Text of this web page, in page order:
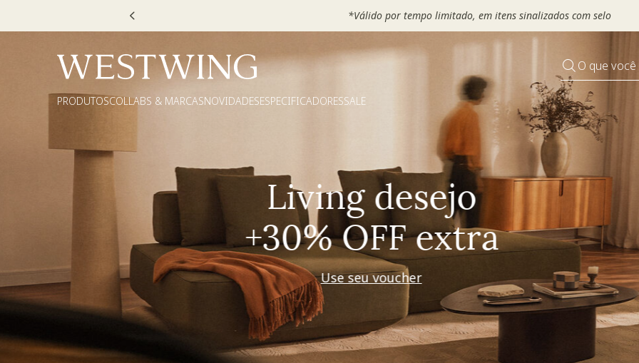
Escolha seu VOUCHER e ganhe até 30% OFF*: useMOVEL30, TEXTIL30 OU
O que
PRODUTOSCOLLABS & MARCASNOVIDADESESPECIFICADORESSALE
Pequenos rituais
Grandes mudanças